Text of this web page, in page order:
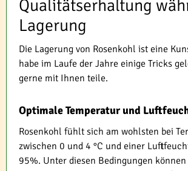
Qualitätserhaltung
Lagerung
Die Lagerung von Rosenkohl ist eine
habe im Laufe der Jahre einige Tricks
gerne mit Ihnen teile.
Optimale Temperatur und
Rosenkohl fühlt sich am wohlsten bei
zwischen 0 und 4 °C und einer
95%. Unter diesen Bedingungen können